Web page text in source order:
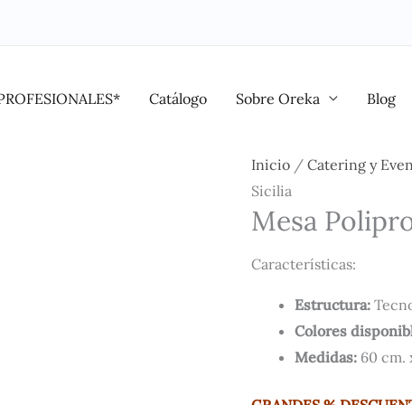
Catálogo Sobre Oreka Blog
Inicio/ Catering y
Sicilia
Mesa
Características:
Estructura:
Colores
Medidas:60 cm.